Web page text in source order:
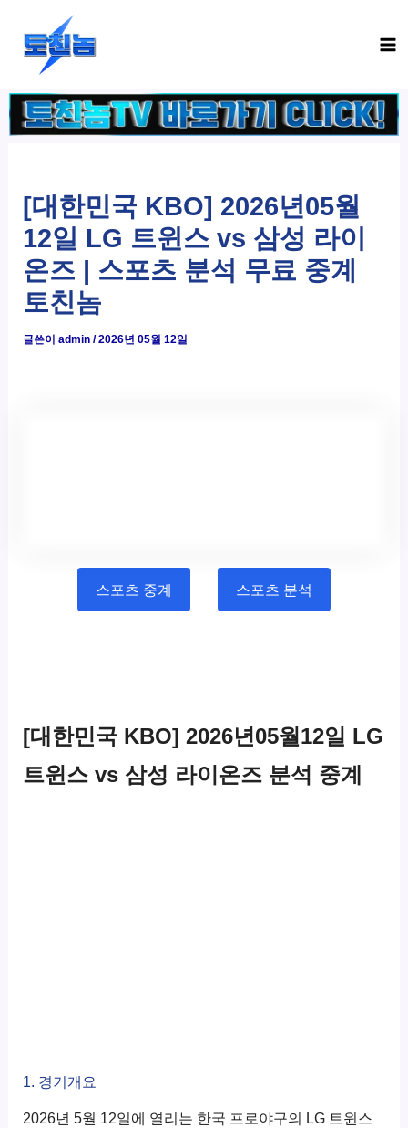
건
너
[대한민국 KBO] 2026년05월
12일 LG 트윈스 vs 삼성 라이
온즈 | 스포츠 분석 무료 중계
토친놈
글쓴이admin/2026년 05월 12일
스포츠 중계 스포츠 분석
[대한민국 KBO] 2026년05월12일 LG
트윈스 vs 삼성 라이온즈 분석 중계
1. 경기개요
2026년 5월 12일에 열리는 한국 프로야구의 LG 트윈스